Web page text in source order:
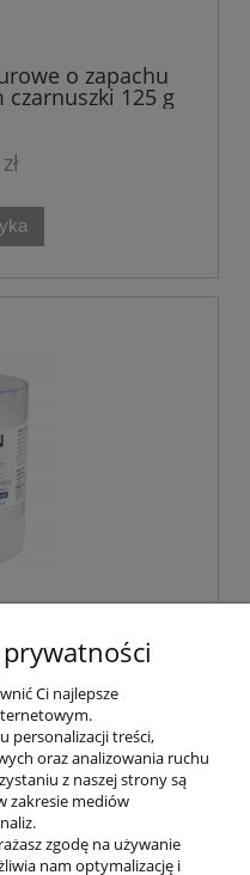
o zapachu
125 g
Ci najlepsze
personalizacji treści,
oraz analizowania ruchu
z naszej strony są
zakresie mediów
zgodę na używanie
nam optymalizację i